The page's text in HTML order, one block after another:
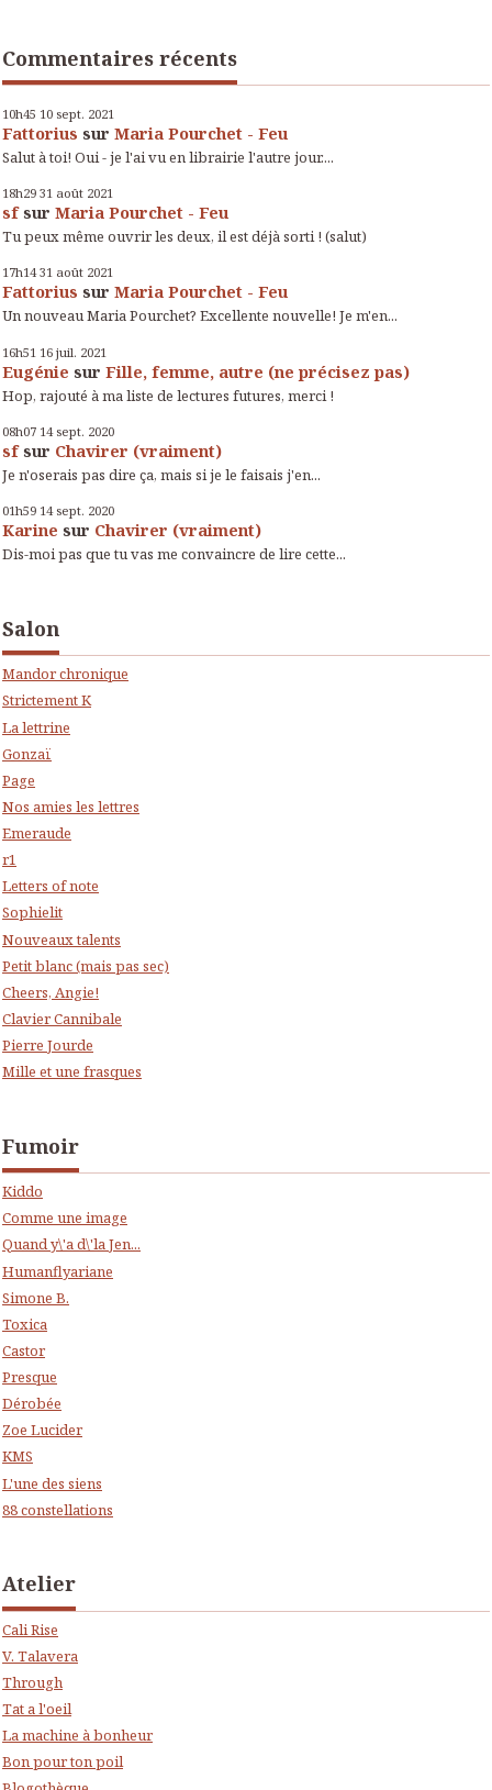
Commentaires récents
10h45 10 sept. 2021
Fattorius sur Maria Pourchet - Feu
Salut à toi! Oui - je l'ai vu en librairie l'autre jour....
18h29 31 août 2021
sfsur Maria Pourchet - Feu
Tu peux même ouvrir les deux, il est déjà sorti ! (salut)
17h14 31 août 2021
Fattorius sur Maria Pourchet - Feu
Un nouveau Maria Pourchet? Excellente nouvelle! Je m'en...
16h51 16 juil. 2021
Eugénie sur Fille, femme, autre (ne précisez pas)
Hop, rajouté à ma liste de lectures futures, merci !
08h07 14 sept. 2020
sfsur Chavirer (vraiment)
Je n'oserais pas dire ça, mais si je le faisais j'en...
01h59 14 sept. 2020
Karine sur Chavirer (vraiment)
Dis-moi pas que tu vas me convaincre de lire cette...
Salon
Mandor chronique
Strictement K
La lettrine
Gonzaï
Page
Nos amies les lettres
Emeraude
r1
Letters of note
Sophielit
Nouveaux talents
Petit blanc (mais pas sec)
Cheers, Angie!
Clavier Cannibale
Pierre Jourde
Mille et une frasques
Fumoir
Kiddo
Comme une image
Quand y\'a d\'la Jen...
Humanflyariane
Simone B.
Toxica
Castor
Presque
Dérobée
Zoe Lucider
KMS
L'une des siens
88 constellations
Atelier
Cali Rise
V. Talavera
Through
Tat a l'oeil
La machine à bonheur
Bon pour ton poil